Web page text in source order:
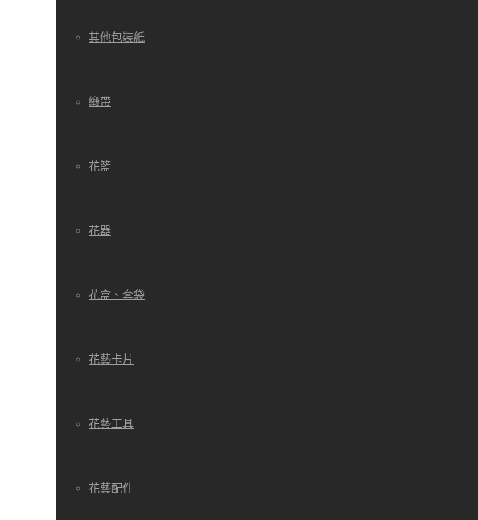
其他包裝紙
緞帶
花籃
花器
花盒、套袋
花藝卡片
花藝工具
花藝配件